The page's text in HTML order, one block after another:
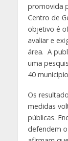
promovida
Centro de
objetivo é
avaliar e
área. A
uma
40
Os
medidas
públicas.
defendem